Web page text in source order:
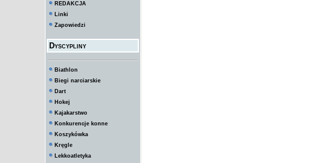
REDAKCJA
Linki
Zapowiedzi
Dyscypliny
Biathlon
Biegi narciarskie
Dart
Hokej
Kajakarstwo
Konkurencje konne
Koszykówka
Kręgle
Lekkoatletyka